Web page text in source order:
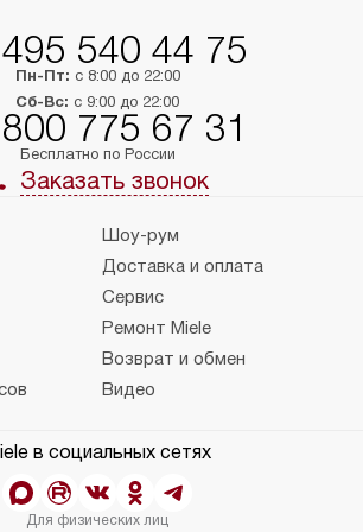
540 44 75
Пн-Пт: с 8:00 до 22:00
Сб-Вс: с 9:00 до 22:00
775 67 31
Бесплатно по России
Заказать звонок
Шоу-рум
Доставка и оплата
Сервис
Ремонт Miele
Возврат и обмен
Видео
в социальных сетях
Для физических лиц